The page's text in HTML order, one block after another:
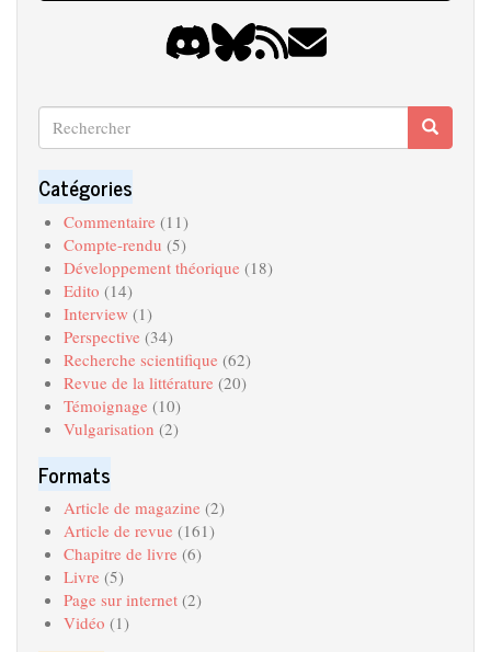
Search
Rechercher
Catégories
Commentaire (11)
Compte-rendu (5)
Développement théorique (18)
Edito (14)
Interview (1)
Perspective (34)
Recherche scientifique (62)
Revue de la littérature (20)
Témoignage (10)
Vulgarisation (2)
Formats
Article de magazine (2)
Article de revue (161)
Chapitre de livre (6)
Livre (5)
Page sur internet(2)
Vidéo (1)